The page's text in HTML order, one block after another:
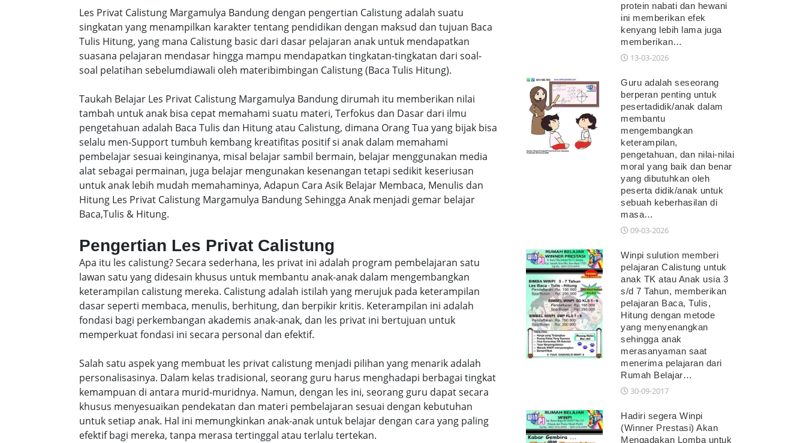
Les Privat Calistung Margamulya Bandung dengan pengertian Calistung adalah suatu
singkatan yang menampilkan karakter tentang pendidikan dengan maksud dan tujuan Baca
Tulis Hitung, yang mana Calistung basic dari dasar pelajaran anak untuk mendapatkan
suasana pelajaran mendasar hingga mampu mendapatkan tingkatan-tingkatan dari soal-
soal pelatihan sebelumdiawali oleh materibimbingan Calistung (Baca Tulis Hitung).
Taukah Belajar Les Privat Calistung Margamulya Bandung dirumah itu memberikan nilai
tambah untuk anak bisa cepat memahami suatu materi, Terfokus dan Dasar dari ilmu
pengetahuan adalah Baca Tulis dan Hitung atau Calistung, dimana Orang Tua yang bijak bisa
selalu men-Support tumbuh kembang kreatifitas positif si anak dalam memahami
pembelajar sesuai keinginanya, misal belajar sambil bermain, belajar menggunakan media
alat sebagai permainan, juga belajar mengunakan kesenangan tetapi sedikit keseriusan
untuk anak lebih mudah memahaminya, Adapun Cara Asik Belajar Membaca, Menulis dan
Hitung Les Privat Calistung Margamulya Bandung Sehingga Anak menjadi gemar belajar
Baca,Tulis & Hitung.
Pengertian Les Privat Calistung
Apa itu les calistung? Secara sederhana, les privat ini adalah program pembelajaran satu
lawan satu yang didesain khusus untuk membantu anak-anak dalam mengembangkan
keterampilan calistung mereka. Calistung adalah istilah yang merujuk pada keterampilan
dasar seperti membaca, menulis, berhitung, dan berpikir kritis. Keterampilan ini adalah
fondasi bagi perkembangan akademis anak-anak, dan les privat ini bertujuan untuk
memperkuat fondasi ini secara personal dan efektif.
Salah satu aspek yang membuat les privat calistung menjadi pilihan yang menarik adalah
personalisasinya. Dalam kelas tradisional, seorang guru harus menghadapi berbagai tingkat
kemampuan di antara murid-muridnya. Namun, dengan les ini, seorang guru dapat secara
khusus menyesuaikan pendekatan dan materi pembelajaran sesuai dengan kebutuhan
untuk setiap anak. Hal ini memungkinkan anak-anak untuk belajar dengan cara yang paling
efektif bagi mereka, tanpa merasa tertinggal atau terlalu tertekan.
protein nabati dan hewani
ini memberikan efek
kenyang lebih lama juga
memberikan…
13-03-2026
Guru adalah seseorang
berperan penting untuk
pesertadidik/anak dalam
membantu
mengembangkan
keterampilan,
pengetahuan, dan nilai-nilai
moral yang baik dan benar
yang dibutuhkan oleh
peserta didik/anak untuk
sebuah keberhasilan di
masa…
09-03-2026
Winpi sulution memberi
pelajaran Calistung untuk
anak TK atau Anak usia 3
s/d 7 Tahun, memberikan
pelajaran Baca, Tulis,
Hitung dengan metode
yang menyenangkan
sehingga anak
merasanyaman saat
menerima pelajaran dari
Rumah Belajar…
30-09-2017
Hadiri segera Winpi
(Winner Prestasi) Akan
Mengadakan Lomba untuk